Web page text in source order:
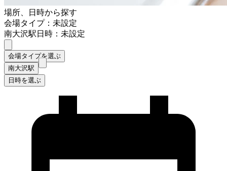
場所、日時から探す
会場タイプ：未設定
南大沢駅日時：未設定
会場タイプを選ぶ
南大沢駅
日時を選ぶ